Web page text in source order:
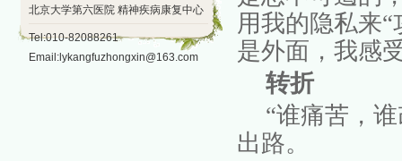
北京大学第六医院 精神疾病康复中心
Tel:010-82088261
Email:lykangfuzhongxin@163.com
用我的隐私来“
是外面，我感
转折
“谁痛苦，
出路。